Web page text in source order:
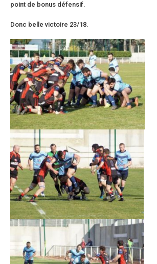
point de bonus défensif.
Donc belle victoire 23/18.